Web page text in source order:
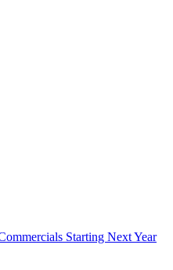
Starting Next Year